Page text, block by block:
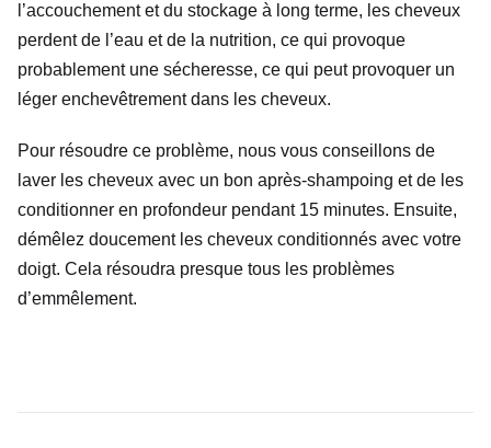
l’accouchement et du stockage à long terme, les cheveux
perdent de l’eau et de la nutrition, ce qui provoque
probablement une sécheresse, ce qui peut provoquer un
léger enchevêtrement dans les cheveux.
Pour résoudre ce problème, nous vous conseillons de
laver les cheveux avec un bon après-shampoing et de les
conditionner en profondeur pendant 15 minutes. Ensuite,
démêlez doucement les cheveux conditionnés avec votre
doigt. Cela résoudra presque tous les problèmes
d’emmêlement.